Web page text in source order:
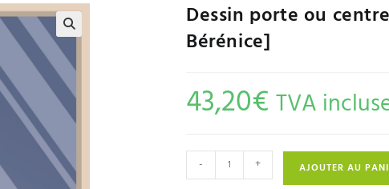
Dessin porte ou
Bérénice]
43,20€ TVA
- + AJOUTER AU